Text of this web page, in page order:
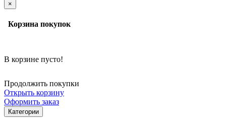
×
Корзина покупок
В корзине пусто!
Продолжить покупки
Открыть корзину
Оформить заказ
Категории